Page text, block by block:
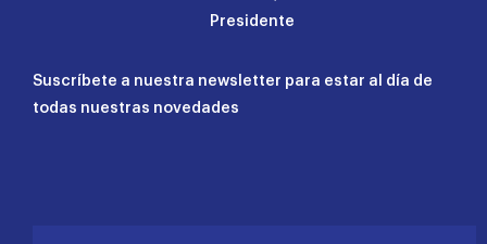
Presidente
Suscríbete a nuestra newsletter para estar al día de
todas nuestras novedades